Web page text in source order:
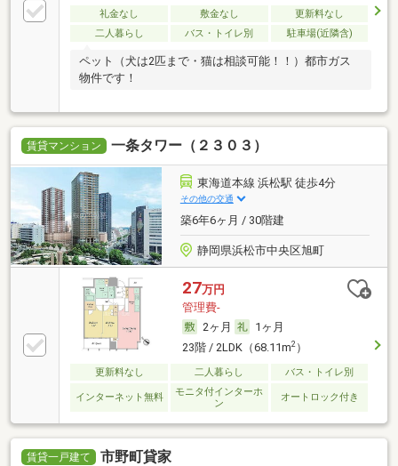
礼金なし 敷金なし
更新料なし
二人暮らし
バス・トイレ別 駐車場(近隣含)
ペット（犬は2匹まで・猫は相談可能！！）都市ガス
物件です！
賃貸マンション 一条タワー（２３０３）
東海道本線 浜松駅 徒歩4分
その他の交通
築6年6ヶ月 / 30階建
静岡県浜松市中央区旭町
27万円
管理費-
2ヶ月
1ヶ月
23階 / 2LDK（68.11m2）
更新料なし 二人暮らし バス・トイレ別
インターネット無料
モニタ付インターホ
ン
オートロック付き
賃貸一戸建て 市野町貸家